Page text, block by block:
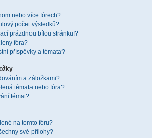
nebo více fórech?
počet výsledků?
prázdnou bílou stránku!?
fóra?
příspěvky a témata?
a záložkami?
témata nebo fóra?
témat?
na tomto fóru?
své přílohy?